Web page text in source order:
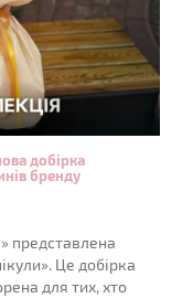
добірка
бренду
представлена
Це добірка
для тих, хто